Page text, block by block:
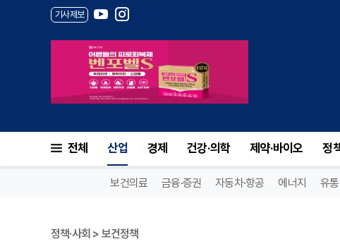
기사제보
전체 산업 경제 건강·의학 제약·바이오 정
보건의료 금융·증권 자동차·항공 에너지 유통
정책·사회 > 보건정책